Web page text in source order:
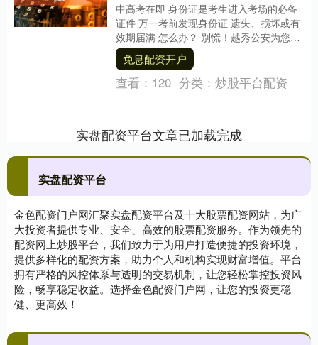
中高考在即 身份证是考生进入考场的必备
证件 万一考前发现身份证 遗失、损坏或有
效期届满 怎么办？ 别慌！越秀公安为您解
忧 即日起至中高考结束 越秀公安专门开通
....免息配资开户
查看： 120 分类： 炒股平台配资
实盘配资平台文章已加载完成
实盘配资平台
金色配资门户网汇聚实盘配资平台及十大股票配资网站，为广
大投资者提供专业、安全、高效的股票配资服务。作为领先的
配资网上炒股平台，我们致力于为用户打造便捷的投资环境，
提供多样化的配资方案，助力个人和机构实现财富增值。平台
拥有严格的风控体系与透明的交易机制，让您轻松掌控投资风
险，畅享稳定收益。选择金色配资门户网，让您的投资更稳
健、更高效！